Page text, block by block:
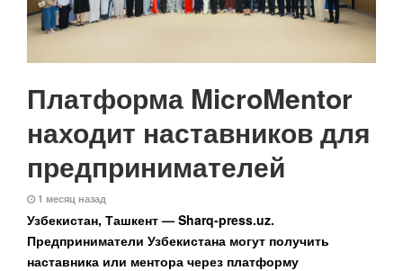
Платформа MicroMentor
находит наставников для
предпринимателей
1 месяц назад
Узбекистан, Ташкент — Sharq-press.uz.
Предприниматели Узбекистана могут получить
наставника или ментора через платформу